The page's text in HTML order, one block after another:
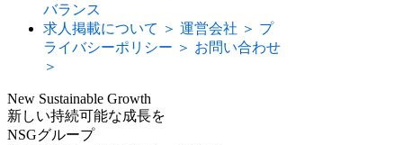
バランス
求人掲載について ＞ 運営会社 ＞ プ
ライバシーポリシー ＞ お問い合わせ
＞
New Sustainable Growth
新しい持続可能な成長を
NSGグループ